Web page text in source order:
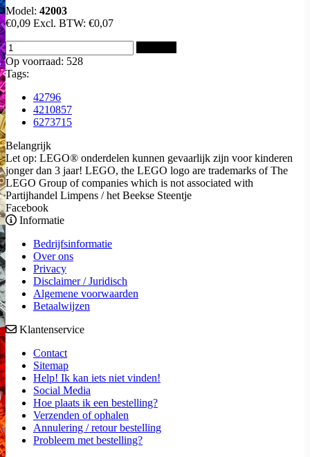
Model: 42003
€0,09 Excl. BTW: €0,07
Op voorraad: 528
Tags:
42796
4210857
6273715
Belangrijk
Let op: LEGO® onderdelen kunnen gevaarlijk zijn voor kinderen
jonger dan 3 jaar! LEGO, the LEGO logo are trademarks of The
LEGO Group of companies which is not associated with
Partijhandel Limpens / het Beekse Steentje
Facebook
Informatie
Bedrijfsinformatie
Over ons
Privacy
Disclaimer / Juridisch
Algemene voorwaarden
Betaalwijzen
Klantenservice
Contact
Sitemap
Help! Ik kan iets niet vinden!
Social Media
Hoe plaats ik een bestelling?
Verzenden of ophalen
Annulering / retour bestelling
Probleem met bestelling?